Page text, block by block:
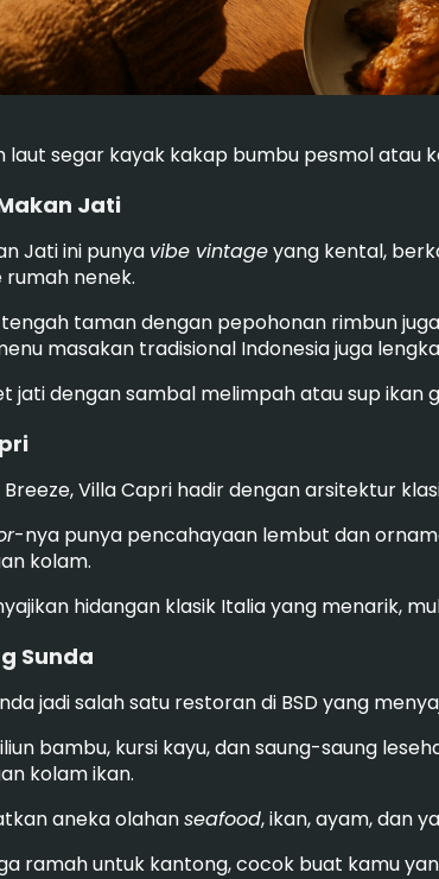
laut segar kayak kakap bumbu pesmol atau
Jati
Jati ini punya vibe vintageyang kental,
nenek.
tengah taman dengan pepohonan rimbun
masakan tradisional Indonesia juga
jati dengan sambal melimpah atau sup ikan
Breeze, Villa Capri hadir dengan arsitektur
-nya punya pencahayaan lembut dan
kolam.
hidangan klasik Italia yang menarik,
Sunda
jadi salah satu restoran di BSD yang
bambu, kursi kayu, dan saung-saung
kolam ikan.
aneka olahanseafood, ikan, ayam, dan
ramah untuk kantong, cocok buat kamu